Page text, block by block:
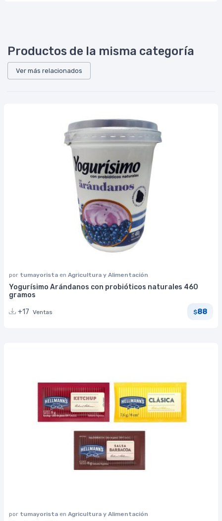
Productos de la misma categoría
Ver más relacionados
por tumayorista en Agricultura y Alimentación
Yogurísimo Arándanos con probióticos naturales 460
gramos
+17 Ventas $88
por tumayorista en Agricultura y Alimentación